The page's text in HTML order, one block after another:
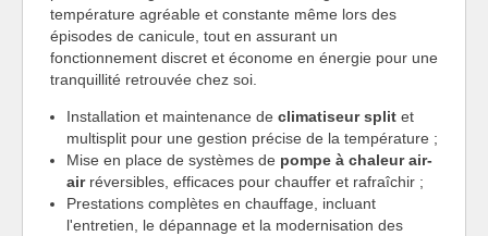
température agréable et constante même lors des
épisodes de canicule, tout en assurant un
fonctionnement discret et économe en énergie pour une
tranquillité retrouvée chez soi.
Installation et maintenance de climatiseur split et
multisplit pour une gestion précise de la température ;
Mise en place de systèmes de pompe à chaleur air-
airréversibles, efficaces pour chauffer et rafraîchir ;
Prestations complètes en chauffage, incluant
l'entretien, le dépannage et la modernisation des